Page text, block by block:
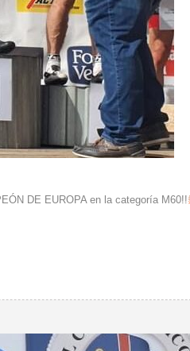
DE EUROPA en la categoría M60!!